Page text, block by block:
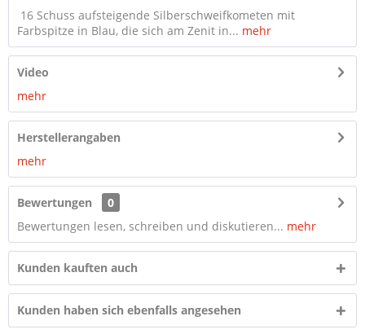
16 Schuss aufsteigende Silberschweifkometen mit
Farbspitze in Blau, die sich am Zenit in... mehr
Video
mehr
Herstellerangaben
mehr
Bewertungen
0
Bewertungen lesen, schreiben und diskutieren... mehr
Kunden kauften auch
Kunden haben sich ebenfalls angesehen